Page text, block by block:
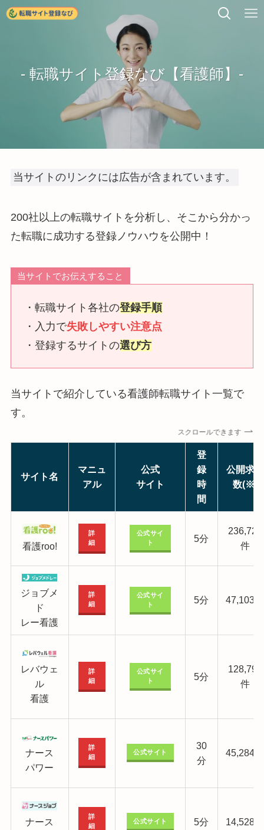
- 転職サイト登録なび【看護師】-
当サイトのリンクには広告が含まれています。
200社以上の転職サイトを分析し、そこから分かっ
た転職に成功する登録ノウハウを公開中！
当サイトでお伝えすること
・転職サイト各社の登録手順
・入力で失敗しやすい注意点
・登録するサイトの選び方
当サイトで紹介している看護師転職サイト一覧で
す。
スクロールできます
サイト名
マニュ
アル
公式
サイト
登
録
時
間
公開求人
数(※)
看護roo!
詳
細
公式サイ
ト
5分
236,726
件
ジョブメ
ド
レー看護
詳
細
公式サイ
ト
5分 47,103件
レバウェ
ル
看護
詳
細
公式サイ
ト
5分
128,795
件
ナース
パワー
詳
細
公式サイト
30
分
45,284件
ナース
詳
細
公式サイト 5分 14,528件